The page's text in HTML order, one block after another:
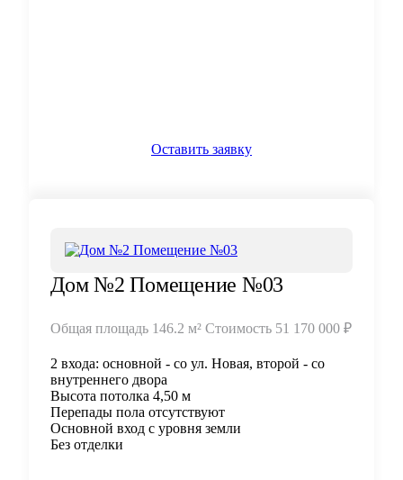
Оставить заявку
Дом №2 Помещение №03
Общая площадь 146.2 м² Стоимость 51 170 000 ₽
2 входа: основной - со ул. Новая, второй - со
внутреннего двора
Высота потолка 4,50 м
Перепады пола отсутствуют
Основной вход с уровня земли
Без отделки